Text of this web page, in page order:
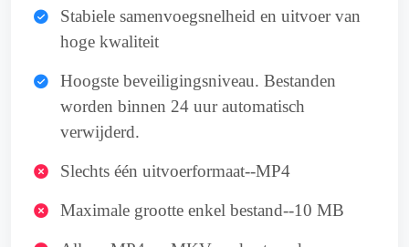
Stabiele samenvoegsnelheid en uitvoer van
hoge kwaliteit
Hoogste beveiligingsniveau. Bestanden
worden binnen 24 uur automatisch
verwijderd.
Slechts één uitvoerformaat--MP4
Maximale grootte enkel bestand--10 MB